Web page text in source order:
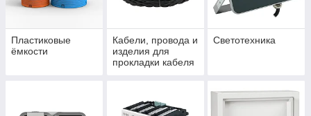
Пластиковые
ёмкости
Кабели, провода и
изделия для
прокладки кабеля
Светотехника